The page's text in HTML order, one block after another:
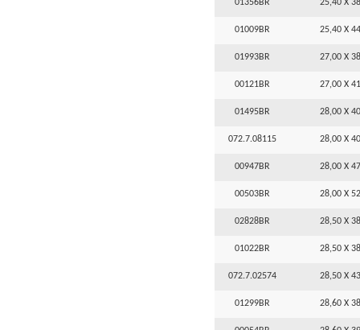
01356BR 25,40 X
01009BR 25,40 X
01993BR 27,00 X
00121BR 27,00 X
01495BR 28,00 X
072.7.08115 28,00 X
00947BR 28,00 X
00503BR 28,00 X
02828BR 28,50 X
01022BR 28,50 X
072.7.02574 28,50 X
01299BR 28,60 X